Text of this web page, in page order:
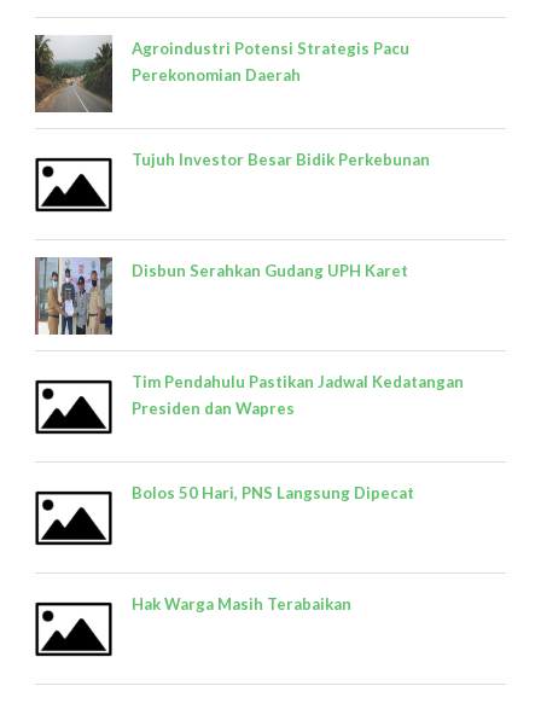
Agroindustri Potensi Strategis Pacu
Perekonomian Daerah
Tujuh Investor Besar Bidik Perkebunan
Disbun Serahkan Gudang UPH Karet
Tim Pendahulu Pastikan Jadwal Kedatangan
Presiden dan Wapres
Bolos 50 Hari, PNS Langsung Dipecat
Hak Warga Masih Terabaikan